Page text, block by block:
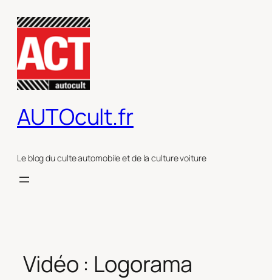
contenu
AUTOcult.fr
Le blog du culte automobile et de la culture voiture
Vidéo : Logorama